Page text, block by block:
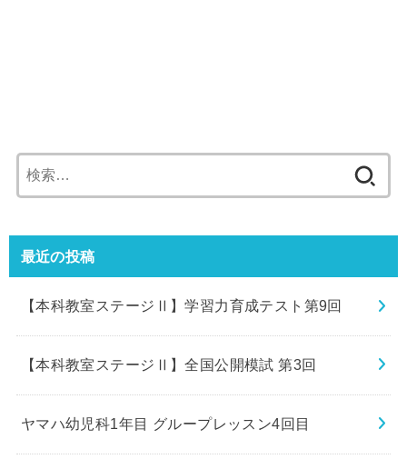
索:
最近の投稿
【本科教室ステージⅡ】学習力育成テスト第9回
【本科教室ステージⅡ】全国公開模試 第3回
ヤマハ幼児科1年目 グループレッスン4回目